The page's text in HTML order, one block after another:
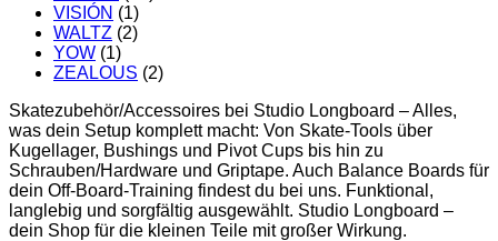
VISIÓN (1)
WALTZ (2)
YOW (1)
ZEALOUS (2)
Skatezubehör/Accessoires bei Studio Longboard – Alles,
was dein Setup komplett macht: Von Skate-Tools über
Kugellager, Bushings und Pivot Cups bis hin zu
Schrauben/Hardware und Griptape. Auch Balance Boards für
dein Off-Board-Training findest du bei uns. Funktional,
langlebig und sorgfältig ausgewählt. Studio Longboard –
dein Shop für die kleinen Teile mit großer Wirkung.